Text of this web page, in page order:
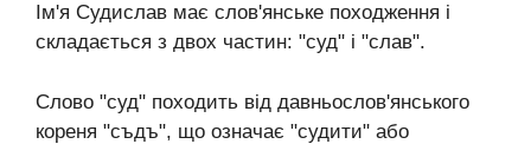
Ім'я Судислав має слов'янське походження і
складається з двох частин: "суд" і "слав".
Слово "суд" походить від давньослов'янського
кореня "съдъ", що означає "судити" або